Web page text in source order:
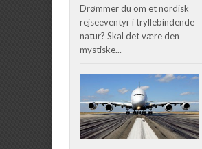
Drømmer du om et nordisk
rejseeventyr i tryllebindende
natur? Skal det være den
mystiske...